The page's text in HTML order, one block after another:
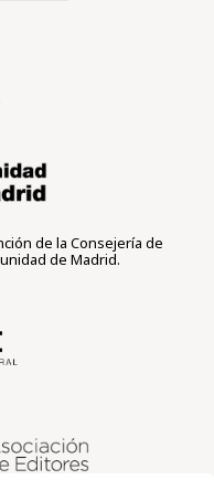
de la Consejería de
de Madrid.